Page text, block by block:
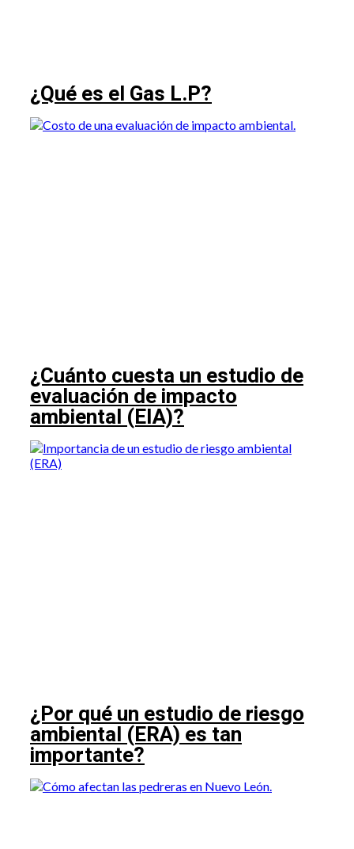
¿Qué es el Gas L.P?
¿Cuánto cuesta un estudio de
evaluación de impacto
ambiental (EIA)?
¿Por qué un estudio de riesgo
ambiental (ERA) es tan
importante?